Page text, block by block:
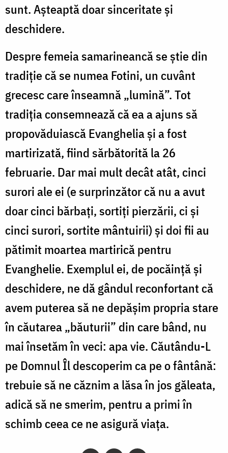
sunt. Așteaptă doar sinceritate și
deschidere.
Despre femeia samarineancă se știe din
tradiție că se numea Fotini, un cuvânt
grecesc care înseamnă „lumină”. Tot
tradiția consemnează că ea a ajuns să
propovăduiască Evanghelia și a fost
martirizată, fiind sărbătorită la 26
februarie. Dar mai mult decât atât, cinci
surori ale ei (e surprinzător că nu a avut
doar cinci bărbați, sortiți pierzării, ci și
cinci surori, sortite mântuirii) și doi fii au
pătimit moartea martirică pentru
Evanghelie. Exemplul ei, de pocăință și
deschidere, ne dă gândul reconfortant că
avem puterea să ne depășim propria stare
în căutarea „băuturii” din care bând, nu
mai însetăm în veci: apa vie. Căutându-L
pe Domnul Îl descoperim ca pe o fântână:
trebuie să ne căznim a lăsa în jos găleata,
adică să ne smerim, pentru a primi în
schimb ceea ce ne asigură viața.